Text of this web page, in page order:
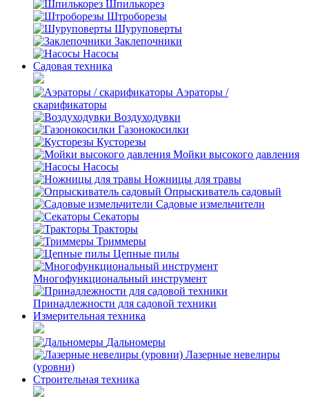
Шпилькорез
Штроборезы
Шуруповерты
Заклепочники
Насосы
Садовая техника
Аэраторы /
скарификаторы
Воздуходувки
Газонокосилки
Кусторезы
Мойки высокого давления
Насосы
Ножницы для травы
Опрыскиватель садовый
Садовые измельчители
Секаторы
Тракторы
Триммеры
Цепные пилы
Многофункциональный инструмент
Принадлежности для садовой техники
Измерительная техника
Дальномеры
Лазерные невелиры
(уровни)
Строительная техника